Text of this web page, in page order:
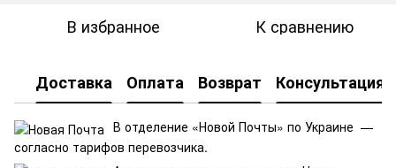
В избранное К сравнению
Доставка Оплата Возврат Консультация
В отделение «Новой Почты» по Украине —
согласно тарифов перевозчика.